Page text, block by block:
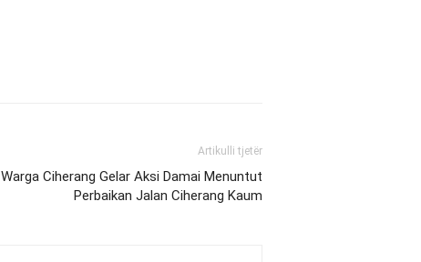
Artikulli tjetër
‎Warga Ciherang Gelar Aksi Damai Menuntut
Perbaikan Jalan Ciherang Kaum